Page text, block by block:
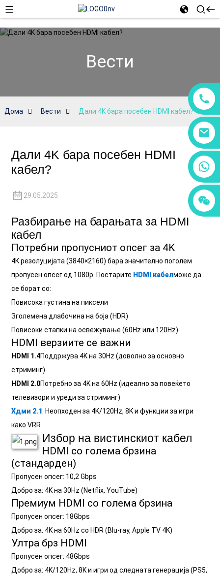
Вести
Дома Вести Дали 4K бара посебен HDMI кабел?
Дали 4K бара посебен HDMI
кабел?
29.05.2025
Разбирање на барањата за HDMI
кабел
Потребни пропусниот опсег за 4K
4K резолуцијата (3840×2160) бара значително поголем
пропусен опсег од 1080p. Постарите HDMI кабелможе да
се борат со:
Повисока густина на пиксели
Зголемена длабочина на боја (HDR)
Повисоки стапки на освежување (60Hz или 120Hz)
HDMI верзиите се важни
HDMI 1.4Поддржува 4K на 30Hz (доволно за основно
стриминг)
HDMI 2.0Потребно за 4K на 60Hz (идеално за повеќето
телевизори и уреди за стриминг)
Хдми 2.1: Неопходен за 4K/120Hz, 8K и функции за игри
како VRR
Избор на вистинскиот кабел
HDMI со голема брзина
(стандарден)
Пропусен опсег: 10,2 Gbps
Добро за: 4K на 30Hz (Netflix, YouTube)
Премиум HDMI со голема брзина
Пропусен опсег: 18Gbps
Добро за: 4K на 60Hz со HDR (Blu-ray, Apple TV 4K)
Ултра брз HDMI
Пропусен опсег: 48Gbps
Добро за: 4K/120Hz, 8K и игри од следната генерација (PS5,